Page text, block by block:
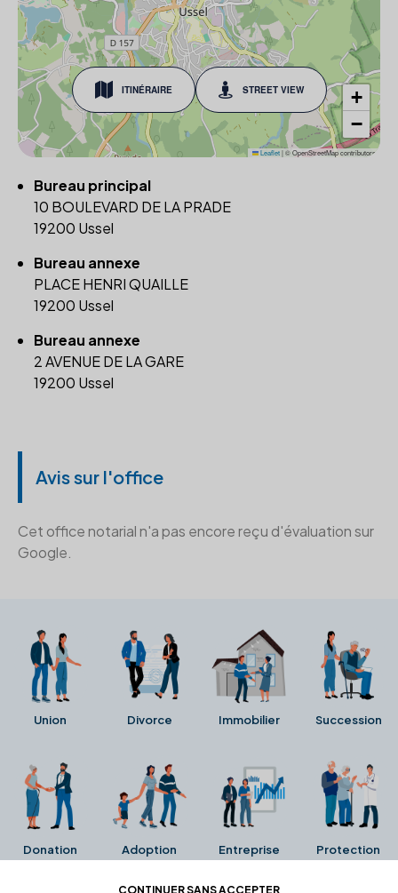
ITINÉRAIRE STREET VIEW
+
−
Leaflet|© OpenStreetMap contributors
Bureau principal
10 BOULEVARD DE LA PRADE
19200 Ussel
Bureau annexe
PLACE HENRI QUAILLE
19200 Ussel
Bureau annexe
2 AVENUE DE LA GARE
19200 Ussel
Avis sur l'office
Cet office notarial n'a pas encore reçu d'évaluation sur
Google.
Union Divorce Immobilier Succession
Donation Adoption Entreprise Protection
CONTINUER SANS ACCEPTER